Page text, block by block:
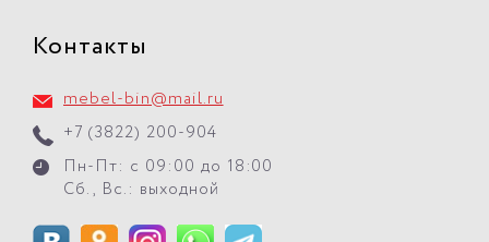
Контакты
mebel-bin@mail.ru
+7 (3822) 200-904
Пн-Пт: с 09:00 до 18:00
Сб., Вс.: выходной